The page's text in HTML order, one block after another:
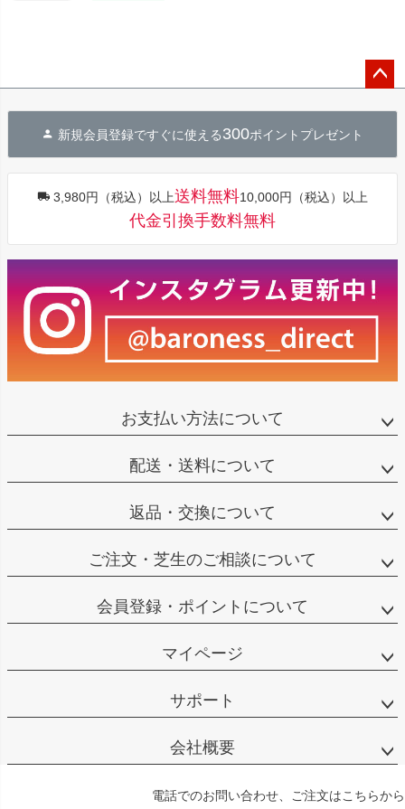
へ
新規会員登録ですぐに使える300ポイントプレゼント
3,980円（税込）以上送料無料10,000円（税込）以上
代金引換手数料無料
お支払い方法について
配送・送料について
返品・交換について
ご注文・芝生のご相談について
会員登録・ポイントについて
マイページ
サポート
会社概要
電話でのお問い合わせ、ご注文はこちらから